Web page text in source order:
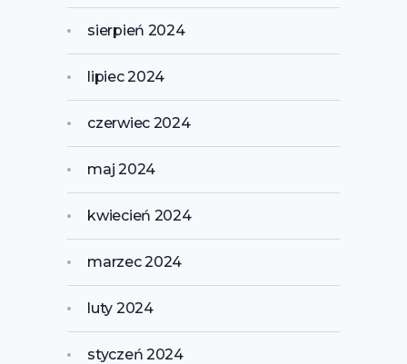
sierpień 2024
lipiec 2024
czerwiec 2024
maj 2024
kwiecień 2024
marzec 2024
luty 2024
styczeń 2024